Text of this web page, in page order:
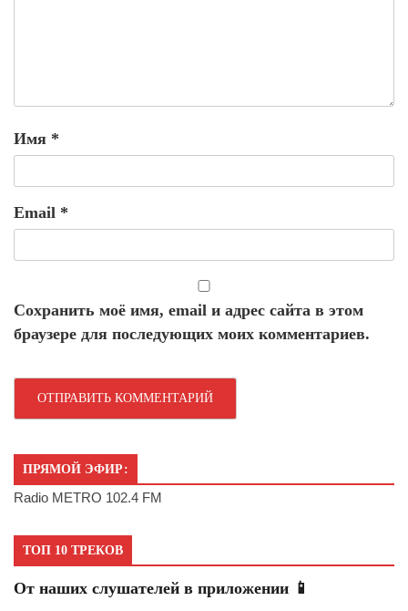
Имя *
Email *
Сохранить моё имя, email и адрес сайта в этом
браузере для последующих моих комментариев.
ПРЯМОЙ ЭФИР:
Radio METRO 102.4 FM
ТОП 10 ТРЕКОВ
От наших слушателей в приложении 📱